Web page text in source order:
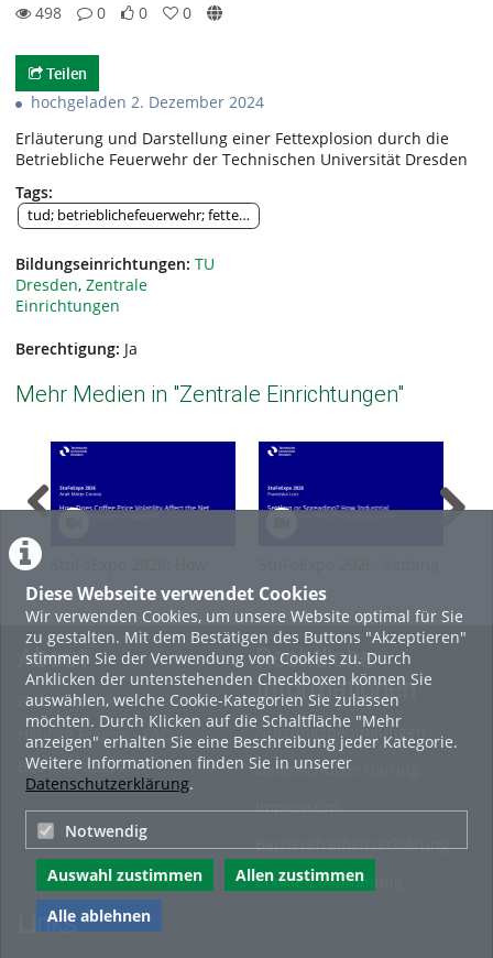
Diese Webseite verwendet Cookies
Wir verwenden Cookies, um unsere Website optimal für Sie
zu gestalten. Mit dem Bestätigen des Buttons "Akzeptieren"
stimmen Sie der Verwendung von Cookies zu. Durch
Anklicken der untenstehenden Checkboxen können Sie
auswählen, welche Cookie-Kategorien Sie zulassen
möchten. Durch Klicken auf die Schaltfläche "Mehr
anzeigen" erhalten Sie eine Beschreibung jeder Kategorie.
Weitere Informationen finden Sie in unserer
Datenschutzerklärung.
Notwendig
Auswahl zustimmen
Allen zustimmen
Alle ablehnen
498
0
0
0
Teilen
hochgeladen 2. Dezember 2024
Erläuterung und Darstellung einer Fettexplosion durch die
Betriebliche Feuerwehr der Technischen Universität Dresden
Tags:
tud; betrieblichefeuerwehr; fettexplosion
Bildungseinrichtungen: TU
Dresden, Zentrale
Einrichtungen
Berechtigung: Ja
Mehr Medien in "Zentrale Einrichtungen"
Does Coffee Price
Volatility Affect the Net
Income of Mexican
Producers?
or Spreading? How
Industrial Contaminants
Affect Settling Dynamics
About
Erste Schritte
Häufige Fragen - FAQ
Betriebsstatus
Rechtliche
Informationen
Nutzungsbedingungen
Datenschutzerklärung
Impressum
Barrierefreiheitserklärung
Cookie-Zustimmung
Links